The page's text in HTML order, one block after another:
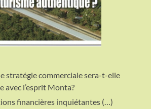
stratégie commerciale sera-t-elle
avec l’esprit Monta?
financières inquiétantes (…)